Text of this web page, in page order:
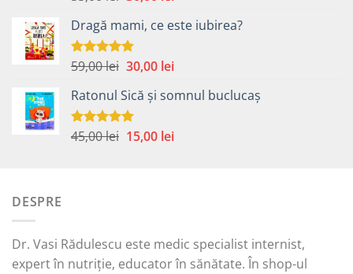
a
fost:
55,00 lei.
este:
Dragă mami, ce este iubirea?
Evaluat la
59,00lei Prețul
a
fost:
59,00 lei.
30,00 leiPrețul
este:
Ratonul Sică și somnul buclucaș
Evaluat la
45,00lei Prețul
15,00 leiPrețul
DESPRE
Dr. Vasi Rădulescu este medic specialist internist,
expert în nutriție, educator în sănătate. În shop-ul